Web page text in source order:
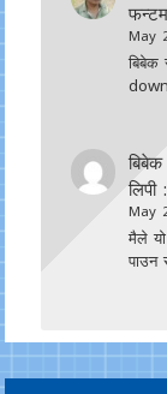
May
बिबेक
May
मैले
पाउन